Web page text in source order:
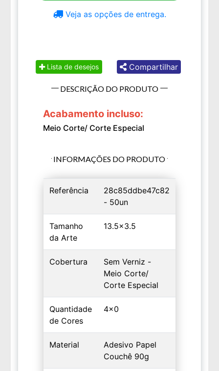
Veja as opções de entrega.
Lista de desejos Compartilhar
DESCRIÇÃO DO PRODUTO
Acabamento incluso:
Meio Corte/ Corte Especial
INFORMAÇÕES DO PRODUTO
Referência
28c85ddbe47c82
- 50un
Tamanho
da Arte
13.5x3.5
Cobertura
Sem Verniz -
Meio Corte/
Corte Especial
Quantidade
de Cores
4x0
Material
Adesivo Papel
Couchê 90g